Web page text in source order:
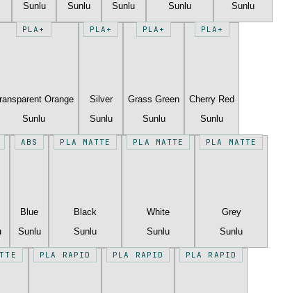
Sunlu
Sunlu
Sunlu
Sunlu
Sunlu
PLA+
Orange
Sunlu
PLA+
Silver
Sunlu
PLA+
Grass Green
Sunlu
PLA+
Cherry Red
Sunlu
ABS
Blue
Sunlu
PLA MATTE
Black
Sunlu
PLA MATTE
White
Sunlu
PLA MATTE
Grey
Sunlu
PLA RAPID PLA RAPID PLA RAPID